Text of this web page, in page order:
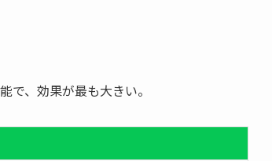
で、効果が最も大きい。